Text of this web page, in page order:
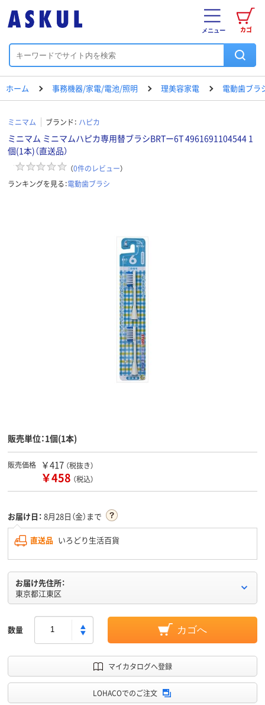
カゴ
メニュー
ホーム 事務機器/家電/電池/照明 理美容家電 電動歯ブラ
ミニマム ブランド： ハピカ
ミニマム ミニマムハピカ専用替ブラシBRTー6T 4961691104544 1
個(1本)（直送品）
（0件のレビュー）
ランキングを見る：電動歯ブラシ
販売単位：1個(1本)
販売価格 ￥417 （税抜き）
￥458 （税込）
お届け日： 8月28日（金）まで
直送品 いろどり生活百貨
お届け先住所：
東京都江東区
数量 カゴへ
マイカタログへ登録
LOHACOでのご注文